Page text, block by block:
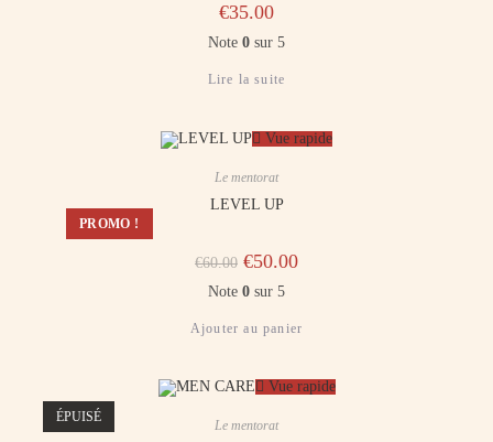
€35.00
Note 0 sur 5
Lire la suite
PROMO !
Vue rapide
Le mentorat
LEVEL UP
€60.00 €50.00
Note 0 sur 5
Ajouter au panier
ÉPUISÉ
Vue rapide
Le mentorat